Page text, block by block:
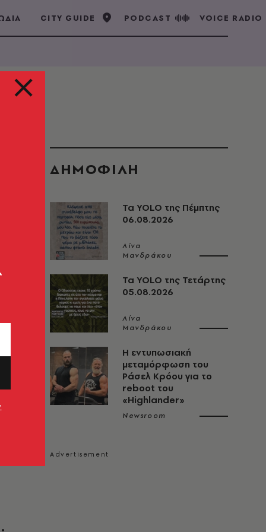
CITY GUIDE PODCAST VOICE RADIO
ΔΗΜΟΦΙΛΗ
Τα YOLO της Πέμπτης
06.08.2026
Λίνα
Μανδράκου
Τα YOLO της Τετάρτης
05.08.2026
Λίνα
Μανδράκου
Η εντυπωσιακή
μεταμόρφωση του
Ράσελ Κρόου για το
reboot του
«Highlander»
Newsroom